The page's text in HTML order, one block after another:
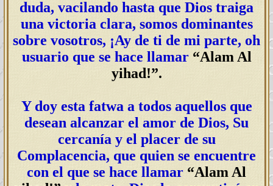
duda, vacilando hasta que Dios traiga
una victoria clara, somos dominantes
sobre vosotros, ¡Ay de ti de mi parte, oh
usuario que se hace llamar “Alam Al
yihad!”.
Y doy esta fatwa a todos aquellos que
desean alcanzar el amor de Dios, Su
cercanía y el placer de su
Complacencia, que quien se encuentre
con el que se hace llamar “Alam Al